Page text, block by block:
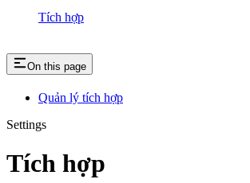
Tích hợp
On this page
Quản lý tích hợp
Settings
Tích hợp